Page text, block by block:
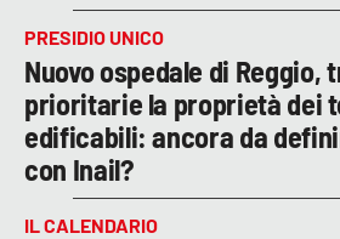
PRESIDIO UNICO
Nuovo ospedale di Reggio,
prioritarie la proprietà dei
edificabili: ancora da
con Inail?
IL CALENDARIO